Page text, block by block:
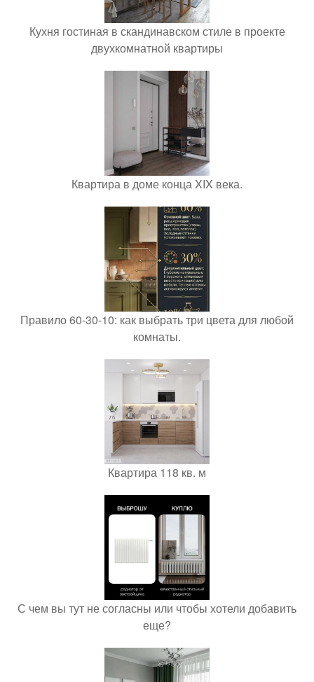
Кухня гостиная в скандинавском стиле в проекте
двухкомнатной квартиры
Квартира в доме конца XIX века.
Правило 60-30-10: как выбрать три цвета для любой
комнаты.
Квартира 118 кв. м
С чем вы тут не согласны или чтобы хотели добавить
еще?